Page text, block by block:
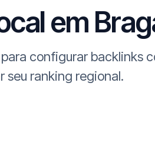
em
configurar backlinks
seu ranking regional.